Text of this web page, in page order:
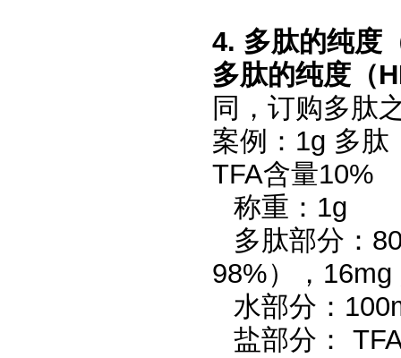
4. 多肽的纯度
多肽的纯度（
同，订购多肽
案例： 1g 多肽
TFA含量10%
称重： 1g
多肽部分：
98%），
水部分：
盐部分：